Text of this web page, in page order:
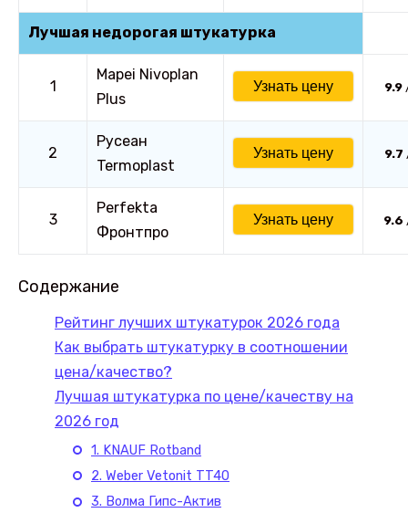
Лучшая недорогая штукатурка
1
Mapei Nivoplan
Plus
Узнать цену 9.9
2
Русеан
Termoplast
Узнать цену 9.7
3
Perfekta
Фронтпро
Узнать цену 9.6
Содержание
Рейтинг лучших штукатурок 2026 года
Как выбрать штукатурку в соотношении
цена/качество?
Лучшая штукатурка по цене/качеству на
2026 год
1. KNAUF Rotband
2. Weber Vetonit TT40
3. Волма Гипс-Актив